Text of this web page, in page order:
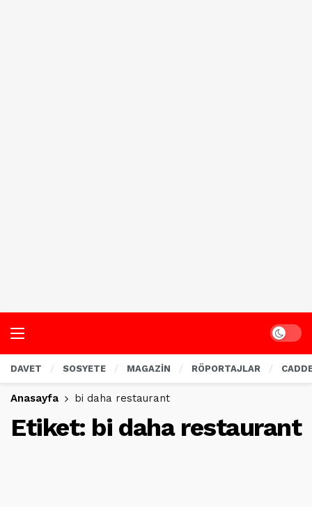
Dark
DAVET SOSYETE MAGAZİN RÖPORTAJLAR
Anasayfa bi daha restaurant
Etiket: bi daha restaurant